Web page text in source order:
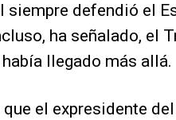
siempre defendió el
ha señalado, el
llegado más allá.
el expresidente